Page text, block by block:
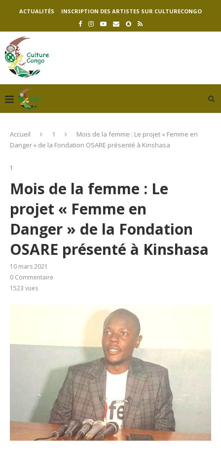
ACTUALITÉS INSCRIPTION DES ARTISTES SUR CULTURECONGO
Accueil 1
Mois de la femme : Le projet « Femme en
Danger » de la Fondation OSARE présenté à Kinshasa
1
Mois de la femme : Le
projet « Femme en
Danger » de la Fondation
OSARE présenté à Kinshasa
10 mars 2021
0 Commentaire
1523 vues